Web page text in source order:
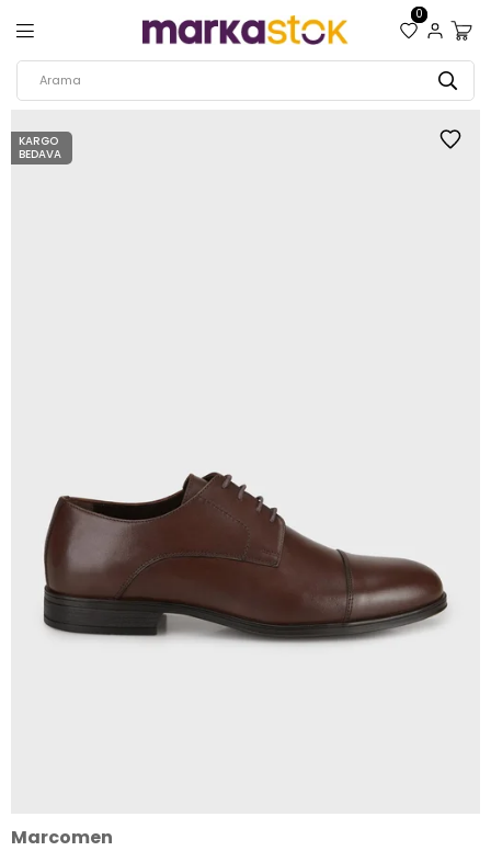
0
KARGO
BEDAVA
Marcomen